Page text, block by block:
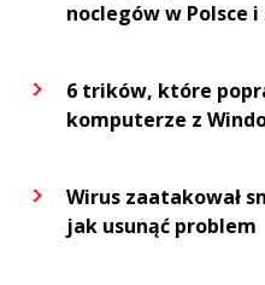
noclegów w Polsce
6 trików, które
komputerze z
Wirus zaatakował
jak usunąć problem